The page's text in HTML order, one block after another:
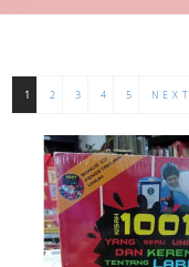
1 2 3 4 5 NEXT